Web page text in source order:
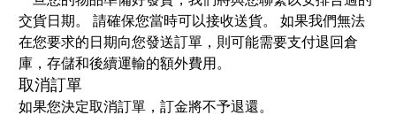
交貨日期。 請確保您當時可以接收送貨。 如果我們無法
在您要求的日期向您發送訂單，則可能需要支付退回倉
庫，存儲和後續運輸的額外費用。
取消訂單
如果您決定取消訂單，訂金將不予退還。